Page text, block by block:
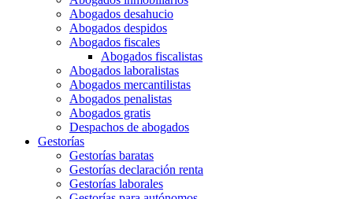
Abogados desahucio
Abogados despidos
Abogados fiscales
Abogados fiscalistas
Abogados laboralistas
Abogados mercantilistas
Abogados penalistas
Abogados gratis
Despachos de abogados
Gestorías
Gestorías baratas
Gestorías declaración renta
Gestorías laborales